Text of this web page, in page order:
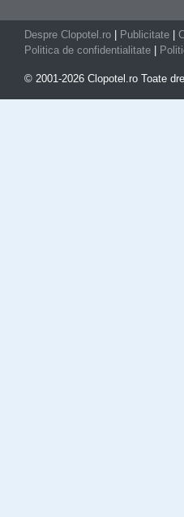
Despre Clopotel.ro Publicitate
Politica de confidentialitate
© 2001-2026 Clopotel.ro Toate